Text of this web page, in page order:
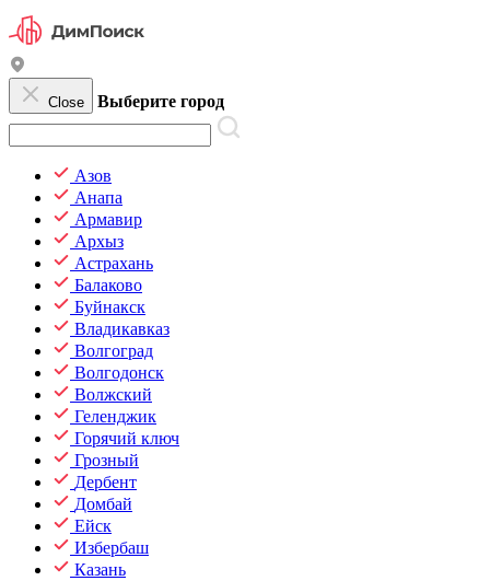
Close Выберите город
Азов
Анапа
Армавир
Архыз
Астрахань
Балаково
Буйнакск
Владикавказ
Волгоград
Волгодонск
Волжский
Геленджик
Горячий ключ
Грозный
Дербент
Домбай
Ейск
Избербаш
Казань